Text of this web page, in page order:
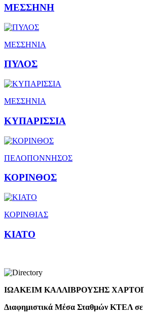
ΜΕΣΣΗΝΗ
ΜΕΣΣΗΝΙΑ
ΠΥΛΟΣ
ΜΕΣΣΗΝΙΑ
ΚΥΠΑΡΙΣΣΙΑ
ΠΕΛΟΠΟΝΝΗΣΟΣ
ΚΟΡΙΝΘΟΣ
ΚΟΡΙΝΘΙΑΣ
ΚΙΑΤΟ
ΙΩΑΚΕΙΜ ΚΑΛΛΙΒΡΟΥΣΗΣ
Διαφημιστικά Μέσα Σταθμών ΚΤΕΛ